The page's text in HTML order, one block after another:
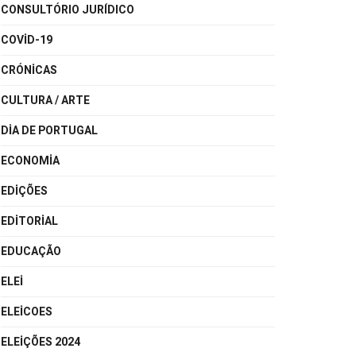
CONSULTÓRIO JURÍDICO
COVID-19
CRÓNICAS
CULTURA / ARTE
DIA DE PORTUGAL
ECONOMIA
EDIÇÕES
EDITORIAL
EDUCAÇÃO
ELEI
ELEICOES
ELEIÇÕES 2024